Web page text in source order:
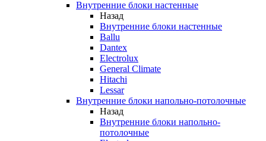
Внутренние блоки настенные
Назад
Внутренние блоки настенные
Ballu
Dantex
Electrolux
General Climate
Hitachi
Lessar
Внутренние блоки напольно-потолочные
Назад
Внутренние блоки напольно-
потолочные